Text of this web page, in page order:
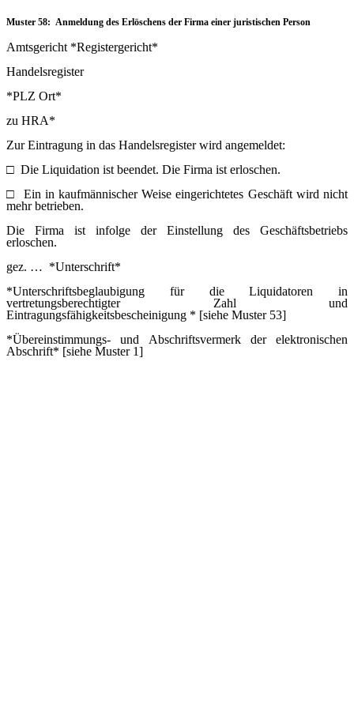
Muster 58: Anmeldung des Erlöschens der Firma einer juristischen Person
Amtsgericht *Registergericht*
Handelsregister
*PLZ Ort*
zu HRA*
Zur Eintragung in das Handelsregister wird angemeldet:
□ Die Liquidation ist beendet. Die Firma ist erloschen.
□ Ein in kaufmännischer Weise eingerichtetes Geschäft wird nicht
mehr betrieben.
Die Firma ist infolge der Einstellung des Geschäftsbetriebs
erloschen.
gez. … *Unterschrift*
*Unterschriftsbeglaubigung für die Liquidatoren in
vertretungsberechtigter Zahl und
Eintragungsfähigkeitsbescheinigung * [siehe Muster 53]
*Übereinstimmungs- und Abschriftsvermerk der elektronischen
Abschrift* [siehe Muster 1]